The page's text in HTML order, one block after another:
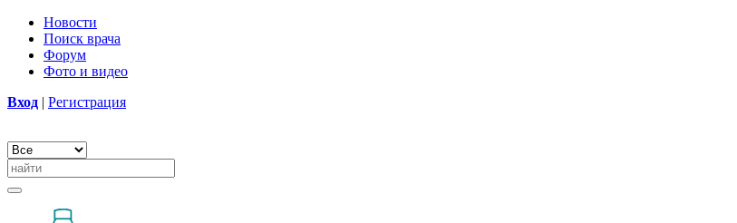
Новости
Поиск врача
Форум
Фото и видео
Вход | Регистрация